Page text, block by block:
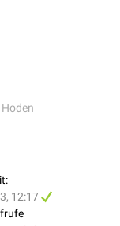
Hoden
12:17